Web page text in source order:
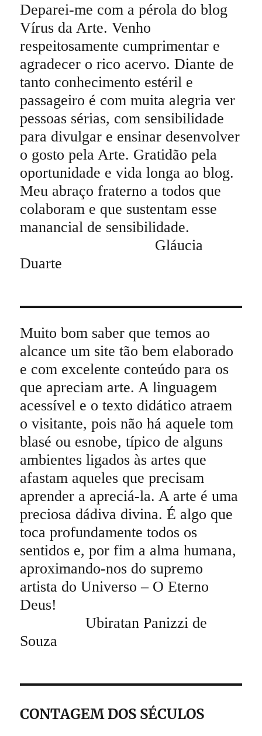
Deparei-me com a pérola do blog
Vírus da Arte. Venho
respeitosamente cumprimentar e
agradecer o rico acervo. Diante de
tanto conhecimento estéril e
passageiro é com muita alegria ver
pessoas sérias, com sensibilidade
para divulgar e ensinar desenvolver
o gosto pela Arte. Gratidão pela
oportunidade e vida longa ao blog.
Meu abraço fraterno a todos que
colaboram e que sustentam esse
manancial de sensibilidade.
Gláucia
Duarte
Muito bom saber que temos ao
alcance um site tão bem elaborado
e com excelente conteúdo para os
que apreciam arte. A linguagem
acessível e o texto didático atraem
o visitante, pois não há aquele tom
blasé ou esnobe, típico de alguns
ambientes ligados às artes que
afastam aqueles que precisam
aprender a apreciá-la. A arte é uma
preciosa dádiva divina. É algo que
toca profundamente todos os
sentidos e, por fim a alma humana,
aproximando-nos do supremo
artista do Universo – O Eterno
Deus!
Ubiratan Panizzi de
Souza
CONTAGEM DOS SÉCULOS